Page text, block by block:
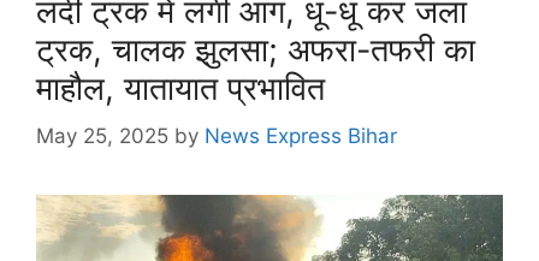
लदी ट्रक में लगी आग, धू-धू कर जला
ट्रक, चालक झुलसा; अफरा-तफरी का
माहौल, यातायात प्रभावित
May 25, 2025 by News Express Bihar